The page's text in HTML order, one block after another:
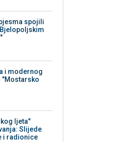
spojili
i modernog
"Mostarsko
ljeta"
Slijede
i radionice